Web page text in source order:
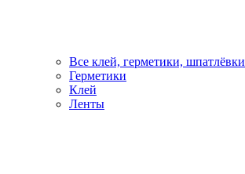
Все клей, герметики, шпатлёвки
Герметики
Клей
Ленты